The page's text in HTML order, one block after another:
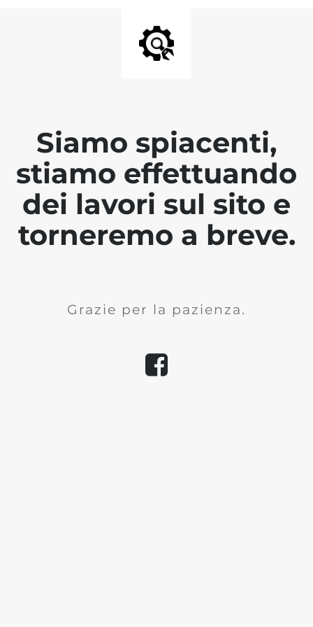
Siamo spiacenti,
stiamo effettuando
dei lavori sul sito e
torneremo a breve.
Grazie per la pazienza.